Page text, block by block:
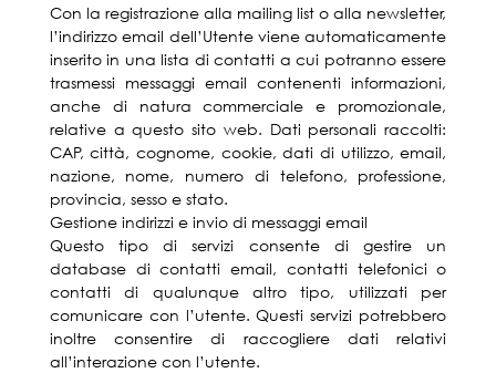
Con la registrazione alla mailing list o alla newsletter,
l’indirizzo email dell’Utente viene automaticamente
inserito in una lista di contatti a cui potranno essere
trasmessi messaggi email contenenti informazioni,
anche di natura commerciale e promozionale,
relative a questo sito web. Dati personali raccolti:
CAP, città, cognome, cookie, dati di utilizzo, email,
nazione, nome, numero di telefono, professione,
provincia, sesso e stato.
Gestione indirizzi e invio di messaggi email
Questo tipo di servizi consente di gestire un
database di contatti email, contatti telefonici o
contatti di qualunque altro tipo, utilizzati per
comunicare con l’utente. Questi servizi potrebbero
inoltre consentire di raccogliere dati relativi
all’interazione con l’utente.